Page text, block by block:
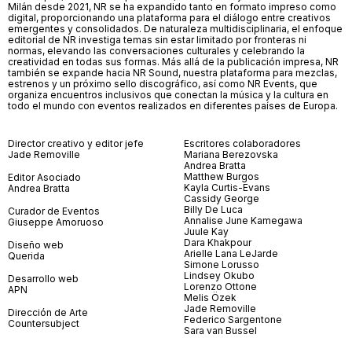
Milán desde 2021, NR se ha expandido tanto en formato impreso como
digital, proporcionando una plataforma para el diálogo entre creativos
emergentes y consolidados. De naturaleza multidisciplinaria, el enfoque
editorial de NR investiga temas sin estar limitado por fronteras ni
normas, elevando las conversaciones culturales y celebrando la
creatividad en todas sus formas. Más allá de la publicación impresa, NR
también se expande hacia NR Sound, nuestra plataforma para mezclas,
estrenos y un próximo sello discográfico, así como NR Events, que
organiza encuentros inclusivos que conectan la música y la cultura en
todo el mundo con eventos realizados en diferentes países de Europa.
Director creativo y editor jefe
Jade Removille
Editor Asociado
Andrea Bratta
Curador de Eventos
Giuseppe Amoruoso
Diseño web
Querida
Desarrollo web
APN
Dirección de Arte
Countersubject
Escritores colaboradores
Mariana Berezovska
Andrea Bratta
Matthew Burgos
Kayla Curtis-Evans
Cassidy George
Billy De Luca
Annalise June Kamegawa
Juule Kay
Dara Khakpour
Arielle Lana LeJarde
Simone Lorusso
Lindsey Okubo
Lorenzo Ottone
Melis Özek
Jade Removille
Federico Sargentone
Sara van Bussel